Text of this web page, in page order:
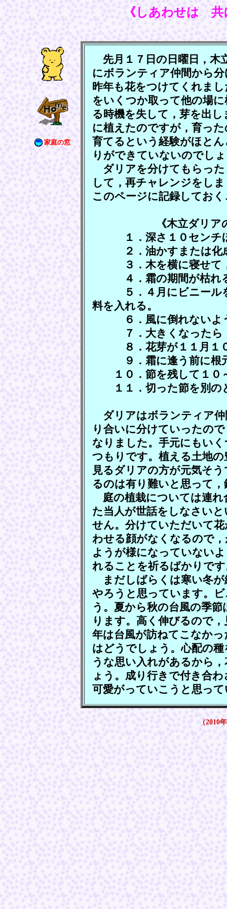
《しあわせは 共
家庭の窓
先月１７日の日曜日，木
にボランティア仲間から
昨年も花をつけてくれま
をいくつか取って他の場
る時機を失して，芽を出
に植えたのですが，育っ
育てるという経験がほと
りができていないのでし
ダリアを分けてもらった
して，再チャレンジをし
このページに記録してお
《木立ダリアの
１．深さ１０センチほ
２．油かすまたは化成
３．木を横に寝せて，
４．霜の期間が枯れる
５．４月にビニールを
料を入れる。
６．風に倒れないよう
７．大きくなったら，
８．花芽が１１月１０
９．霜に逢う前に根元
１０．節を残して１０
１１．切った節を別の
ダリアはボランティア仲
り合いに分けていったの
なりました。手元にもい
つもりです。植える土地
見るダリアの方が元気そ
るのは有り難いと思って
庭の植栽については連れ
た当人が世話をしなさい
せん。分けていただいて
わせる顔がなくなるので
ようが様になっていない
れることを祈るばかりで
まだしばらくは寒い冬が
やろうと思っています。
う。夏から秋の台風の季
ります。高く伸びるので
年は台風が訪ねてこなか
はどうでしょう。心配の
うな思い入れがあるから
ょう。成り行きで付き合
可愛がっていこうと思っ
（2010